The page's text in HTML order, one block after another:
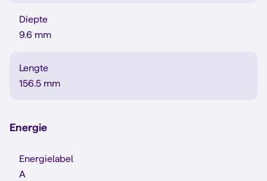
Diepte
9.6 mm
Lengte
156.5 mm
Energie
Energielabel
A